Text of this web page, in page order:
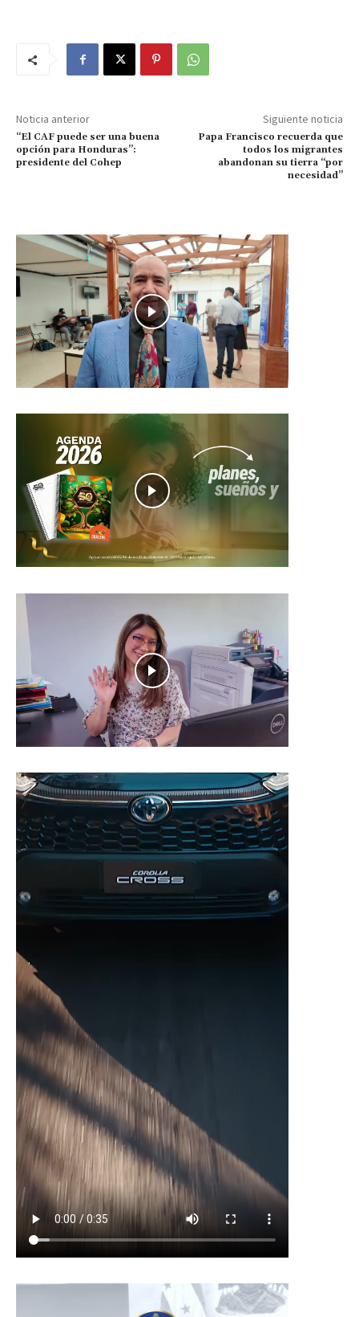
Noticia anterior
“El CAF puede ser una buena
opción para Honduras”:
presidente del Cohep
Siguiente noticia
Papa Francisco recuerda que
todos los migrantes
abandonan su tierra “por
necesidad”